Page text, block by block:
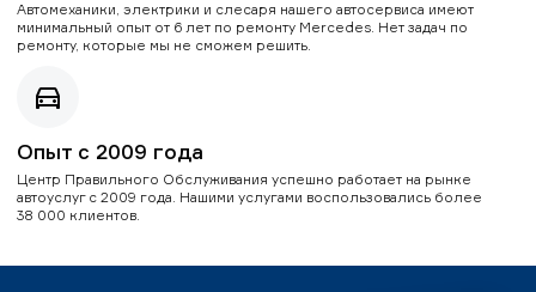
Автомеханики, электрики и слесаря нашего автосервиса имеют
минимальный опыт от 6 лет по ремонту Mercedes. Нет задач по
ремонту, которые мы не сможем решить.
Опыт с 2009 года
Центр Правильного Обслуживания успешно работает на рынке
автоуслуг с 2009 года. Нашими услугами воспользовались более
38 000 клиентов.